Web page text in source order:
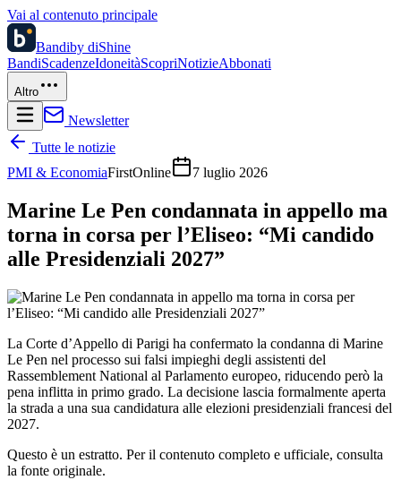
Vai al contenuto principale
Bandiby diShine
BandiScadenzeIdoneitàScopriNotizieAbbonati
Altro
Newsletter
Tutte le notizie
PMI & EconomiaFirstOnline 7 luglio 2026
Marine Le Pen condannata in appello ma
torna in corsa per l’Eliseo: “Mi candido
alle Presidenziali 2027”
La Corte d’Appello di Parigi ha confermato la condanna di Marine
Le Pen nel processo sui falsi impieghi degli assistenti del
Rassemblement National al Parlamento europeo, riducendo però la
pena inflitta in primo grado. La decisione lascia formalmente aperta
la strada a una sua candidatura alle elezioni presidenziali francesi del
2027.
Questo è un estratto. Per il contenuto completo e ufficiale, consulta
la fonte originale.